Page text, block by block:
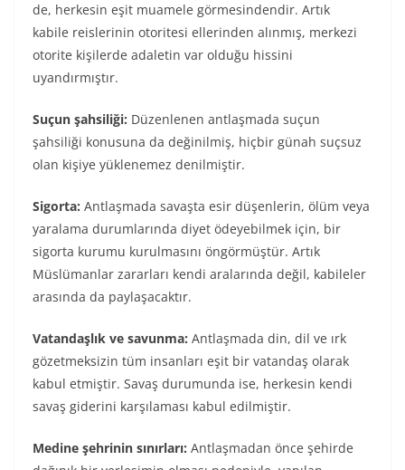
de, herkesin eşit muamele görmesindendir. Artık
kabile reislerinin otoritesi ellerinden alınmış, merkezi
otorite kişilerde adaletin var olduğu hissini
uyandırmıştır.
Suçun şahsiliği: Düzenlenen antlaşmada suçun
şahsiliği konusuna da değinilmiş, hiçbir günah suçsuz
olan kişiye yüklenemez denilmiştir.
Sigorta: Antlaşmada savaşta esir düşenlerin, ölüm veya
yaralama durumlarında diyet ödeyebilmek için, bir
sigorta kurumu kurulmasını öngörmüştür. Artık
Müslümanlar zararları kendi aralarında değil, kabileler
arasında da paylaşacaktır.
Vatandaşlık ve savunma: Antlaşmada din, dil ve ırk
gözetmeksizin tüm insanları eşit bir vatandaş olarak
kabul etmiştir. Savaş durumunda ise, herkesin kendi
savaş giderini karşılaması kabul edilmiştir.
Medine şehrinin sınırları: Antlaşmadan önce şehirde